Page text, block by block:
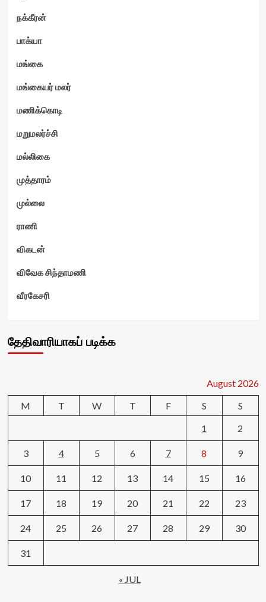
நக்கீரன்
பாக்யா
மங்கை
மங்கையர் மலர்
மணிக்கொடி
மறுமலர்ச்சி
மல்லிகை
முத்தாரம்
முல்லை
ராணி
விகடன்
விவேக சிந்தாமணி
வீரகேசரி
தேதிவாரியாகப் படிக்க
August 2026
M
T W T F S
S
1
2
3 4 5 6 7 8 9
10 11 12 13 14 15 16
17 18 19 20 21 22 23
24 25 26 27 28 29 30
31
« JUL